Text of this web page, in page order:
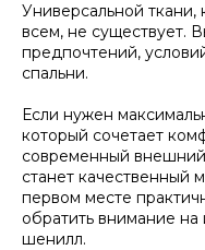
Универсальной
всем, не существует.
предпочтений,
спальни.
Если нужен
который сочетает
современный
станет качественный
первом месте
обратить внимание
шенилл.